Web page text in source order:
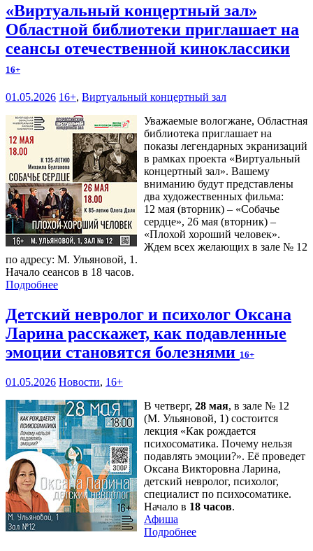
«Виртуальный концертный зал»
Областной библиотеки приглашает на
сеансы отечественной киноклассики
16+
01.05.2026 16+, Виртуальный концертный зал
Уважаемые вологжане, Областная
библиотека приглашает на
показы легендарных экранизаций
в рамках проекта «Виртуальный
концертный зал». Вашему
вниманию будут представлены
два художественных фильма:
12 мая (вторник) – «Собачье
сердце», 26 мая (вторник) –
«Плохой хороший человек».
Ждем всех желающих в зале № 12
по адресу: М. Ульяновой, 1.
Начало сеансов в 18 часов.
Подробнее
Детский невролог и психолог Оксана
Ларина расскажет, как подавленные
эмоции становятся болезнями 16+
01.05.2026 Новости, 16+
В четверг, 28 мая, в зале № 12
(М. Ульяновой, 1) состоится
лекция «Как рождается
психосоматика. Почему нельзя
подавлять эмоции?». Её проведет
Оксана Викторовна Ларина,
детский невролог, психолог,
специалист по психосоматике.
Начало в 18 часов.
Афиша
Подробнее